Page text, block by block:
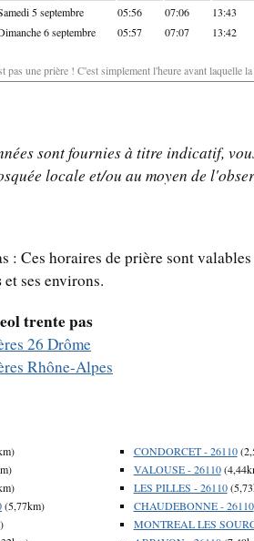
5 septembre 05:56 07:06 13:43
6 septembre 05:57 07:07 13:42
pas une prière ! C'est simplement l'heure avant laquelle
sont fournies à titre indicatif,
locale et/ou au moyen de
: Ces horaires de prière sont
et ses environs.
trente pas
26 Drôme
Rhône-Alpes
(5,77km)
CONDORCET - 26110
VALOUSE - 26110
LES PILLES - 26110
CHAUDEBONNE - 26110
MONTREAL LES